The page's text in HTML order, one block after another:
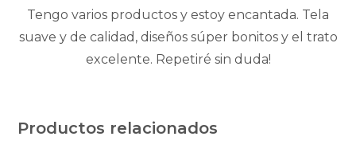
Tengo varios productos y estoy encantada. Tela
suave y de calidad, diseños súper bonitos y el trato
excelente. Repetiré sin duda!
Productos relacionados